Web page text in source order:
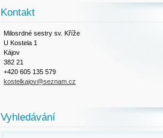
Kontakt
Milosrdné sestry sv. Kříže
U Kostela 1
Kájov
382 21
+420 605 135 579
kostelkajov@seznam.cz
Vyhledávání